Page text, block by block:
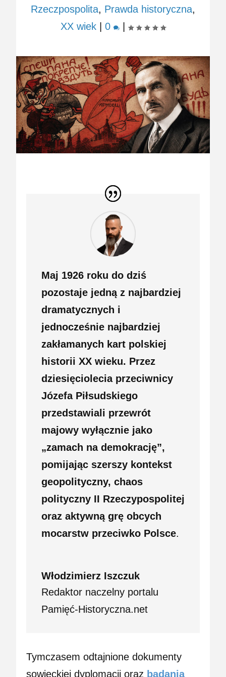
Rzeczpospolita, Prawda historyczna,
XX wiek| 0 |
Maj 1926 roku do dziś
pozostaje jedną z najbardziej
dramatycznych i
jednocześnie najbardziej
zakłamanych kart polskiej
historii XX wieku. Przez
dziesięciolecia przeciwnicy
Józefa Piłsudskiego
przedstawiali przewrót
majowy wyłącznie jako
„zamach na demokrację”,
pomijając szerszy kontekst
geopolityczny, chaos
polityczny II Rzeczypospolitej
oraz aktywną grę obcych
mocarstw przeciwko Polsce.
Włodzimierz Iszczuk
Redaktor naczelny portalu
Pamięć-Historyczna.net
Tymczasem odtajnione dokumenty
sowieckiej dyplomacji oraz badania